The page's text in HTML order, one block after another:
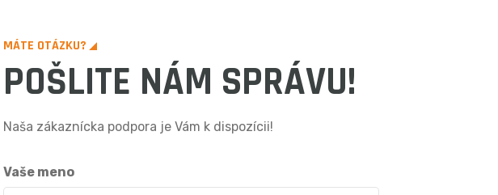
MÁTE OTÁZKU?
POŠLITE NÁM SPRÁVU!
Naša zákaznícka podpora je Vám k dispozícii!
Vaše meno